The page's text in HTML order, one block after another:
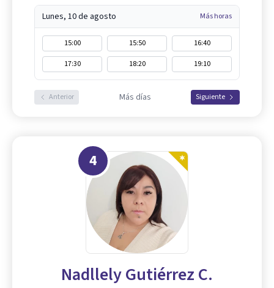
Lunes, 10 de agosto Más horas
15:00 15:50
16:40
17:30
18:20 19:10
Anterior Más días Siguiente
4
Nadllely Gutiérrez C.